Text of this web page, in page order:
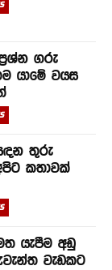
ගරු
යාමේ වයස
තුරු
කතාවක්
යැපීම අඩු
වැඩකට